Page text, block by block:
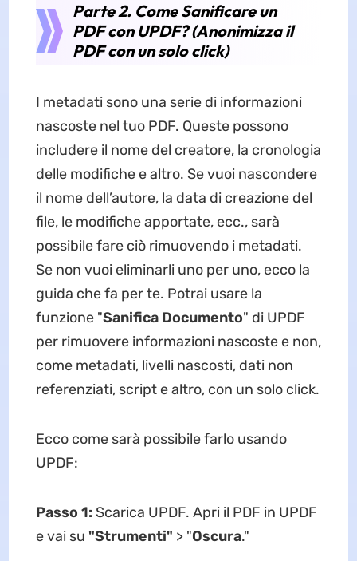
Parte 2. Come Sanificare un
PDF con UPDF? (Anonimizza il
PDF con un solo click)
I metadati sono una serie di informazioni
nascoste nel tuo PDF. Queste possono
includere il nome del creatore, la cronologia
delle modifiche e altro. Se vuoi nascondere
il nome dell’autore, la data di creazione del
file, le modifiche apportate, ecc., sarà
possibile fare ciò rimuovendo i metadati.
Se non vuoi eliminarli uno per uno, ecco la
guida che fa per te. Potrai usare la
funzione "Sanifica Documento" di UPDF
per rimuovere informazioni nascoste e non,
come metadati, livelli nascosti, dati non
referenziati, script e altro, con un solo click.
Ecco come sarà possibile farlo usando
UPDF:
Passo 1: Scarica UPDF. Apri il PDF in UPDF
e vai su "Strumenti" > "Oscura."